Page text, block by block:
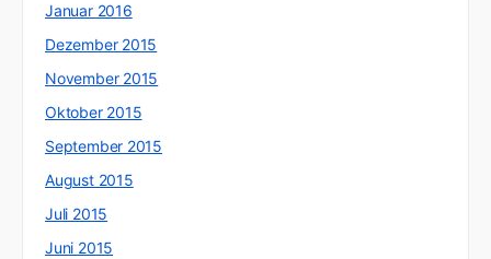
Januar 2016
Dezember 2015
November 2015
Oktober 2015
September 2015
August 2015
Juli 2015
Juni 2015